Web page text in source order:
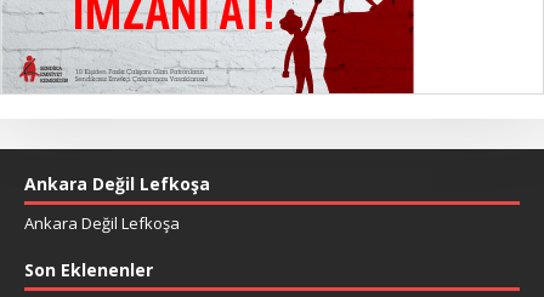
Ankara Değil Lefkoşa
Ankara Değil Lefkoşa
Son Eklenenler